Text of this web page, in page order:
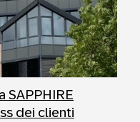
SAPPHIRE
dei clienti